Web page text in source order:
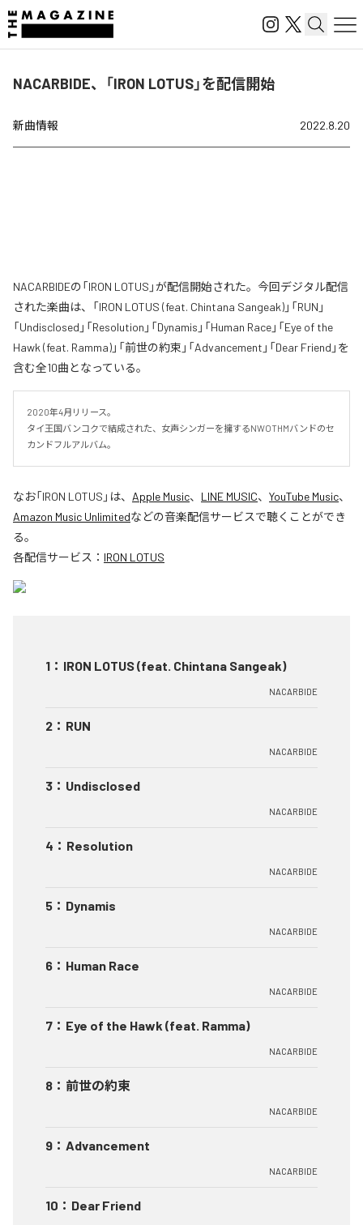
NACARBIDE、「IRON LOTUS」を配信開始
新曲情報 2022.8.20
NACARBIDEの「IRON LOTUS」が配信開始された。今回デジタル配信
された楽曲は、「IRON LOTUS (feat. Chintana Sangeak)」「RUN」
「Undisclosed」「Resolution」「Dynamis」「Human Race」「Eye of the
Hawk (feat. Ramma)」「前世の約束」「Advancement」「Dear Friend」を
含む全10曲となっている。
2020年4月リリース。
タイ王国バンコクで結成された、女声シンガーを擁するNWOTHMバンドのセ
カンドフルアルバム。
なお「IRON LOTUS 」は、 Apple Music、 LINE MUSIC、 YouTube Music、
Amazon Music Unlimitedなどの音楽配信サービスで聴くことができ
る。
各配信サービス： IRON LOTUS
1 ： IRON LOTUS (feat. Chintana Sangeak)
NACARBIDE
2 ： RUN
NACARBIDE
3 ： Undisclosed
NACARBIDE
4 ： Resolution
NACARBIDE
5 ： Dynamis
NACARBIDE
6 ： Human Race
NACARBIDE
7 ： Eye of the Hawk (feat. Ramma)
NACARBIDE
8 ： 前世の約束
NACARBIDE
9 ： Advancement
NACARBIDE
10 ： Dear Friend